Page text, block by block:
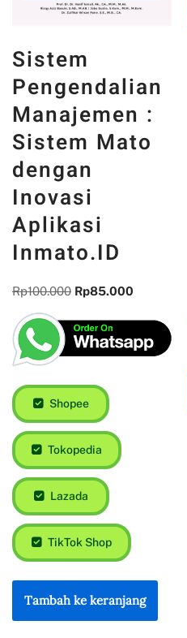
Sistem
Pengendalian
Manajemen :
Sistem Mato
dengan
Inovasi
Aplikasi
Inmato.ID
Rp100.000 Rp85.000
Shopee
Tokopedia
Lazada
TikTok Shop
Tambah ke keranjang